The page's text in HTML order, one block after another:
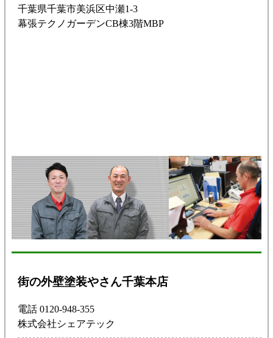
千葉県千葉市美浜区中瀬1-3
幕張テクノガーデンCB棟3階MBP
街の外壁塗装やさん千葉本店
電話 0120-948-355
株式会社シェアテック